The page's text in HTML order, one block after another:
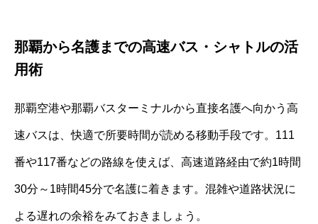
那覇から名護までの高速バス・シャトルの活
用術
那覇空港や那覇バスターミナルから直接名護へ向かう高
速バスは、快適で所要時間が読める移動手段です。111
番や117番などの路線を使えば、高速道路経由で約1時間
30分～1時間45分で名護に着きます。混雑や道路状況に
よる遅れの余裕をみておきましょう。